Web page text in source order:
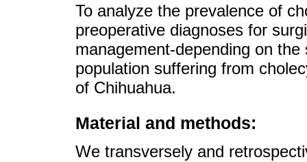
To analyze the prevalence of
preoperative diagnoses for
management-depending on
population suffering from
of Chihuahua.
Material and methods:
We transversely and